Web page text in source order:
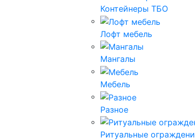
Контейнеры ТБО
Лофт мебель
Мангалы
Мебель
Разное
Ритуальные